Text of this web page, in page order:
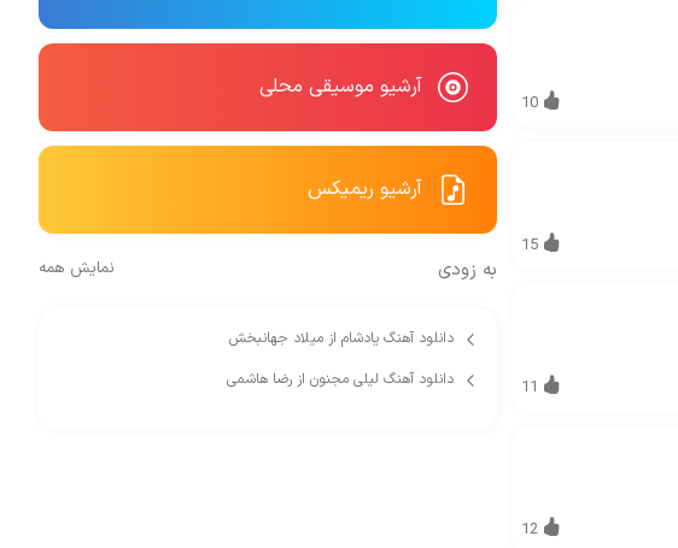
10
15
11
12
آرشیو موسیقی محلی
آرشیو ریمیکس
به زودی نمایش همه
دانلود آهنگ یادشام از میلاد جهانبخش
دانلود آهنگ لیلی مجنون از رضا هاشمی